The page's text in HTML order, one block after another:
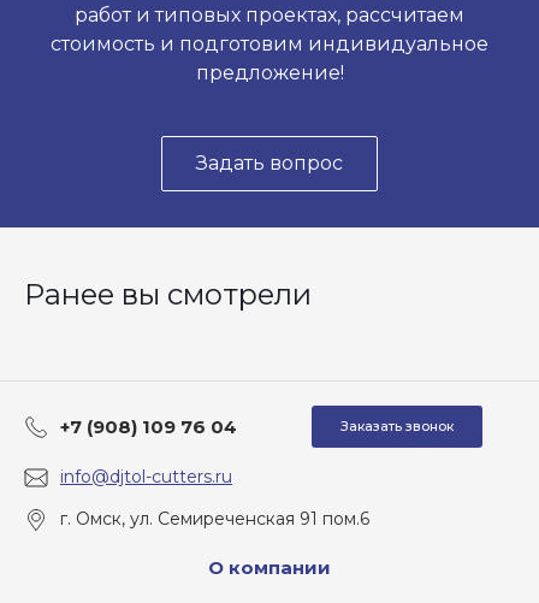
работ и типовых проектах, рассчитаем
стоимость и подготовим индивидуальное
предложение!
Задать вопрос
Ранее вы смотрели
+7 (908) 109 76 04 Заказать звонок
info@djtol-cutters.ru
г. Омск, ул. Семиреченская 91 пом.6
О компании